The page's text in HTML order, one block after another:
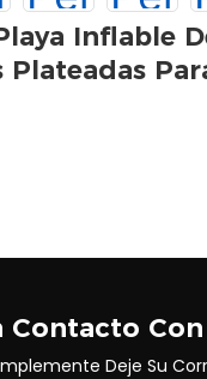
Inflable
Plateadas
Contacto
Deje Su